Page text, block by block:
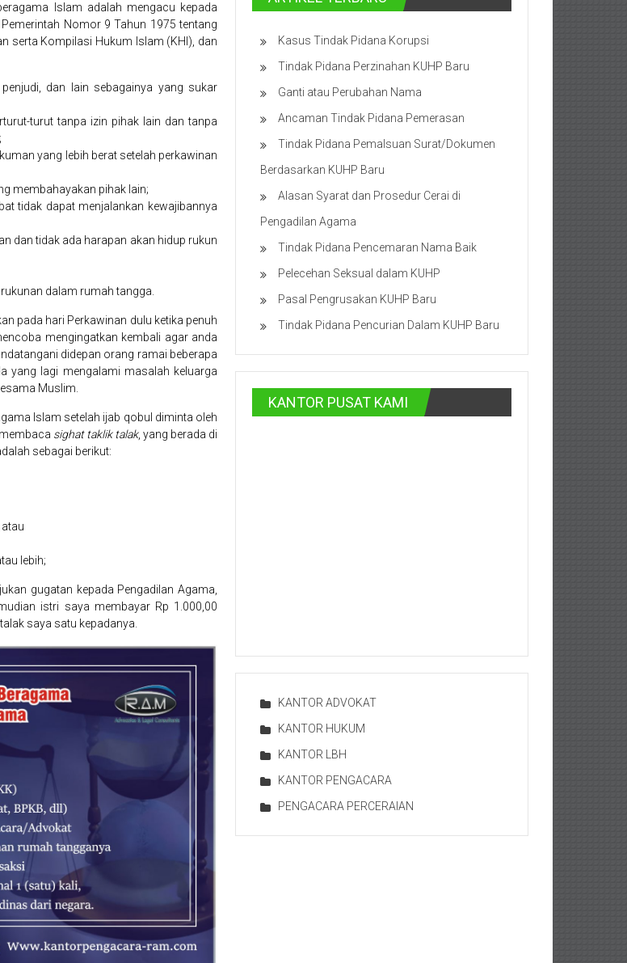
Islam adalah mengacu kepada
Nomor 9 Tahun 1975 tentang
serta Kompilasi Hukum Islam (KHI), dan
dan lain sebagainya yang sukar
turut tanpa izin pihak lain dan tanpa
yang lebih berat setelah perkawinan
membahayakan pihak lain;
tidak dapat menjalankan kewajibannya
dan tidak ada harapan akan hidup rukun
dalam rumah tangga.
pada hari Perkawinan dulu ketika penuh
mengingatkan kembali agar anda
didepan orang ramai beberapa
yang lagi mengalami masalah keluarga
Muslim.
Islam setelah ijab qobul diminta oleh
sighat taklik talak, yang berada di
sebagai berikut:
lebih;
gugatan kepada Pengadilan Agama,
istri saya membayar Rp 1.000,00
saya satu kepadanya.
Kasus Tindak Pidana Korupsi
Tindak Pidana Perzinahan KUHP Baru
Ganti atau Perubahan Nama
Ancaman Tindak Pidana Pemerasan
Tindak Pidana Pemalsuan Surat/Dokumen
Berdasarkan KUHP Baru
Alasan Syarat dan Prosedur Cerai di
Pengadilan Agama
Tindak Pidana Pencemaran Nama Baik
Pelecehan Seksual dalam KUHP
Pasal Pengrusakan KUHP Baru
Tindak Pidana Pencurian Dalam KUHP Baru
KANTOR PUSAT KAMI
KANTOR ADVOKAT
KANTOR HUKUM
KANTOR LBH
KANTOR PENGACARA
PENGACARA PERCERAIAN